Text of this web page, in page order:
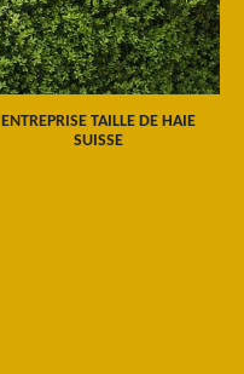
ENTREPRISE TAILLE DE HAIE
SUISSE